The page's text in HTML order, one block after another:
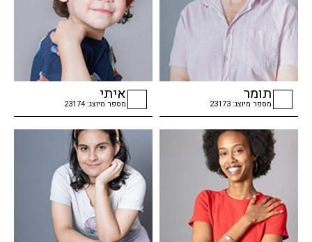
checkbox
תומר
מספר מיוצג: 23173
checkbox
איתי
מספר מיוצג: 23174